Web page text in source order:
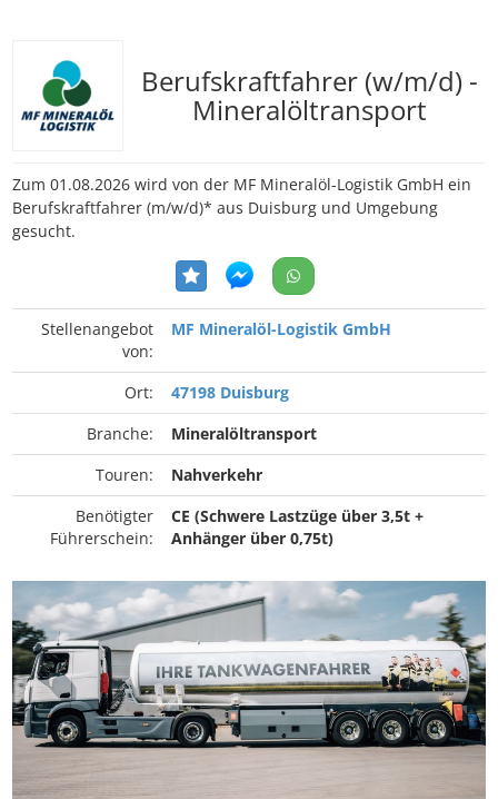
Berufskraftfahrer (w/m/d) -
Mineralöltransport
Zum 01.08.2026 wird von der MF Mineralöl-Logistik GmbH ein
Berufskraftfahrer (m/w/d)* aus Duisburg und Umgebung
gesucht.
Stellenangebot
von:
MF Mineralöl-Logistik GmbH
Ort:
47198 Duisburg
Branche:
Mineralöltransport
Touren:
Nahverkehr
Benötigter
Führerschein:
CE (Schwere Lastzüge über 3,5t +
Anhänger über 0,75t)